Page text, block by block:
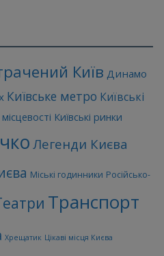
Київ Динамо
Київське метро Київські
Київські ринки
Легенди Києва
Міські годинники Російсько-
Транспорт
Хрещатик Цікаві місця Києва